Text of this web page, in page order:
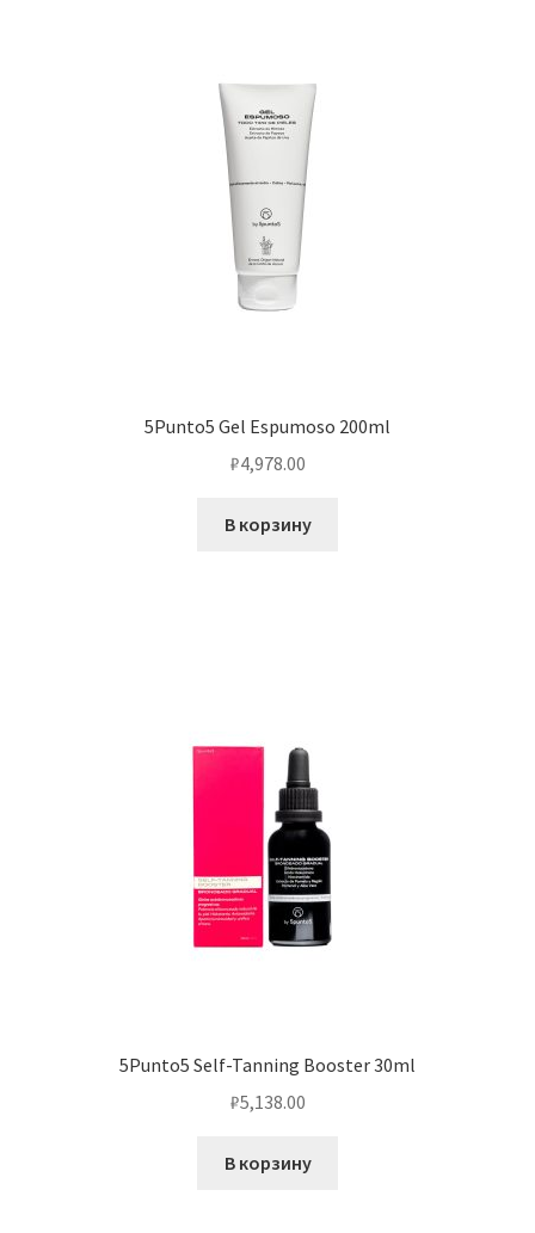
5Punto5 Gel Espumoso 200ml
₽4,978.00
В корзину
5Punto5 Self-Tanning Booster 30ml
₽5,138.00
В корзину